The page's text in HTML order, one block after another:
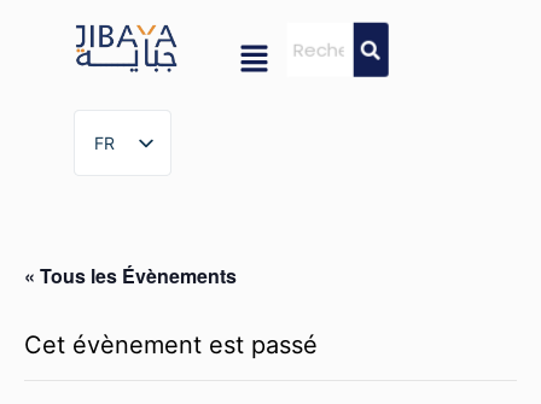
FR
FR
« Tous les Évènements
Cet évènement est passé